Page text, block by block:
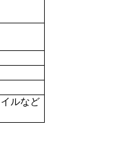
ルなど